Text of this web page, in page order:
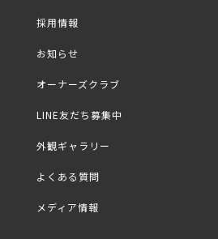
採用情報
お知らせ
オーナーズクラブ
LINE友だち募集中
外観ギャラリー
よくある質問
メディア情報